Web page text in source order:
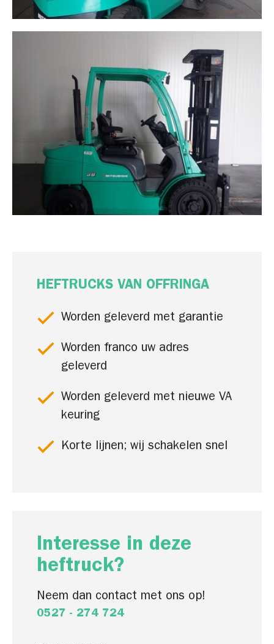
HEFTRUCKS VAN OFFRINGA
Worden geleverd met garantie
Worden franco uw adres
geleverd
Worden geleverd met nieuwe VA
keuring
Korte lijnen; wij schakelen snel
Interesse in deze
heftruck?
Neem dan contact met ons op!
0527 - 274 724